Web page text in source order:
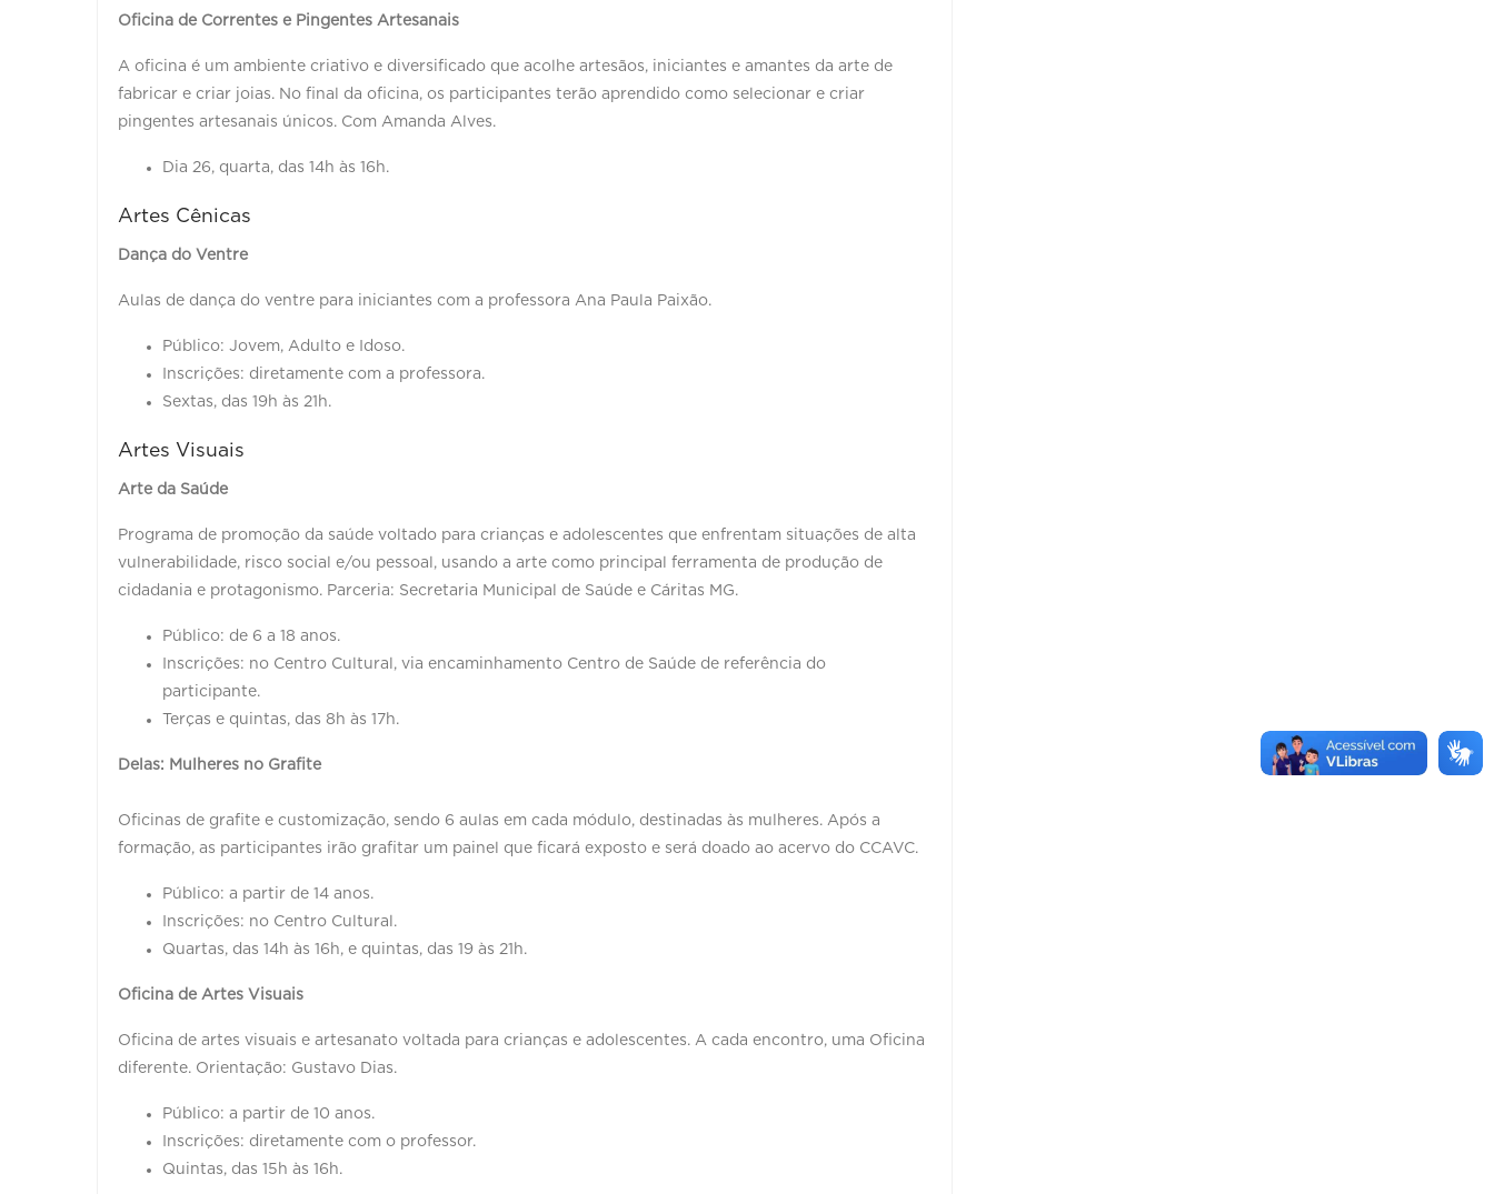
Oficina de Correntes e Pingentes Artesanais
A oficina é um ambiente criativo e diversificado que acolhe artesãos, iniciantes e amantes da arte de
fabricar e criar joias. No final da oficina, os participantes terão aprendido como selecionar e criar
pingentes artesanais únicos. Com Amanda Alves.
Dia 26, quarta, das 14h às 16h.
Artes Cênicas
Dança do Ventre
Aulas de dança do ventre para iniciantes com a professora Ana Paula Paixão.
Público: Jovem, Adulto e Idoso.
Inscrições: diretamente com a professora.
Sextas, das 19h às 21h.
Artes Visuais
Arte da Saúde
Programa de promoção da saúde voltado para crianças e adolescentes que enfrentam situações de alta
vulnerabilidade, risco social e/ou pessoal, usando a arte como principal ferramenta de produção de
cidadania e protagonismo. Parceria: Secretaria Municipal de Saúde e Cáritas MG.
Público: de 6 a 18 anos.
Inscrições: no Centro Cultural, via encaminhamento Centro de Saúde de referência do
participante.
Terças e quintas, das 8h às 17h.
Delas: Mulheres no Grafite
Oficinas de grafite e customização, sendo 6 aulas em cada módulo, destinadas às mulheres. Após a
formação, as participantes irão grafitar um painel que ficará exposto e será doado ao acervo do CCAVC.
Público: a partir de 14 anos.
Inscrições: no Centro Cultural.
Quartas, das 14h às 16h, e quintas, das 19 às 21h.
Oficina de Artes Visuais
Oficina de artes visuais e artesanato voltada para crianças e adolescentes. A cada encontro, uma Oficina
diferente. Orientação: Gustavo Dias.
Público: a partir de 10 anos.
Inscrições: diretamente com o professor.
Quintas, das 15h às 16h.